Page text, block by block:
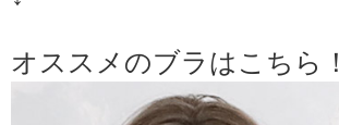
オススメのブラはこちら！